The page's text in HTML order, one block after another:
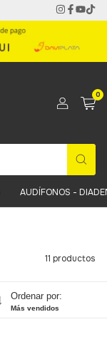
0
AUDÍFONOS -
11 productos
Ordenar por:
Más vendidos